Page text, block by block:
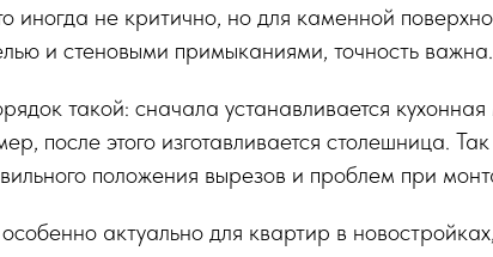
иногда не критично, но для каменной
и стеновыми примыканиями, точность важна.
такой: сначала устанавливается
после этого изготавливается столешница.
положения вырезов и проблем при
актуально для квартир в